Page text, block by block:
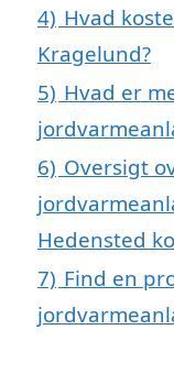
4) Hvad
Kragelund?
5) Hvad er
6) Oversigt
Hedensted
7) Find en